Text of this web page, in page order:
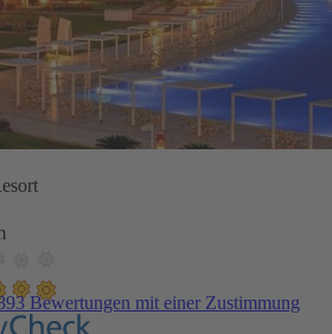
Bewertungen mit einer Zustimmung